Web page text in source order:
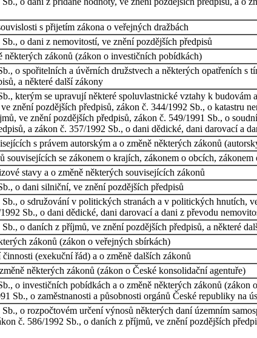
s přijetím zákona o veřejných dražbách
o dani z nemovitostí, ve znění pozdějších předpisů
některých zákonů (zákon o investičních pobídkách)
o spořitelních a úvěrních družstvech a některých opatřeních
a některé další zákony
kterým se upravují některé spoluvlastnické vztahy k
znění pozdějších předpisů, zákon č. 344/1992 Sb., o katastru
ve znění pozdějších předpisů, zákon č. 549/1991 Sb., o
a zákon č. 357/1992 Sb., o dani dědické, dani darovací a
s právem autorským a o změně některých zákonů
souvisejících se zákonem o krajích, zákonem o obcích,
stavy a o změně některých souvisejících zákonů
o dani silniční, ve znění pozdějších předpisů
o sdružování v politických stranách a v politických hnutích,
Sb., o dani dědické, dani darovací a dani z převodu
o daních z příjmů, ve znění pozdějších předpisů, a některé
zákonů (zákon o veřejných sbírkách)
(exekuční řád) a o změně dalších zákonů
některých zákonů (zákon o České konsolidační agentuře)
o investičních pobídkách a o změně některých zákonů
Sb., o zaměstnanosti a působnosti orgánů České republiky na
o rozpočtovém určení výnosů některých daní územním
č. 586/1992 Sb., o daních z příjmů, ve znění pozdějších